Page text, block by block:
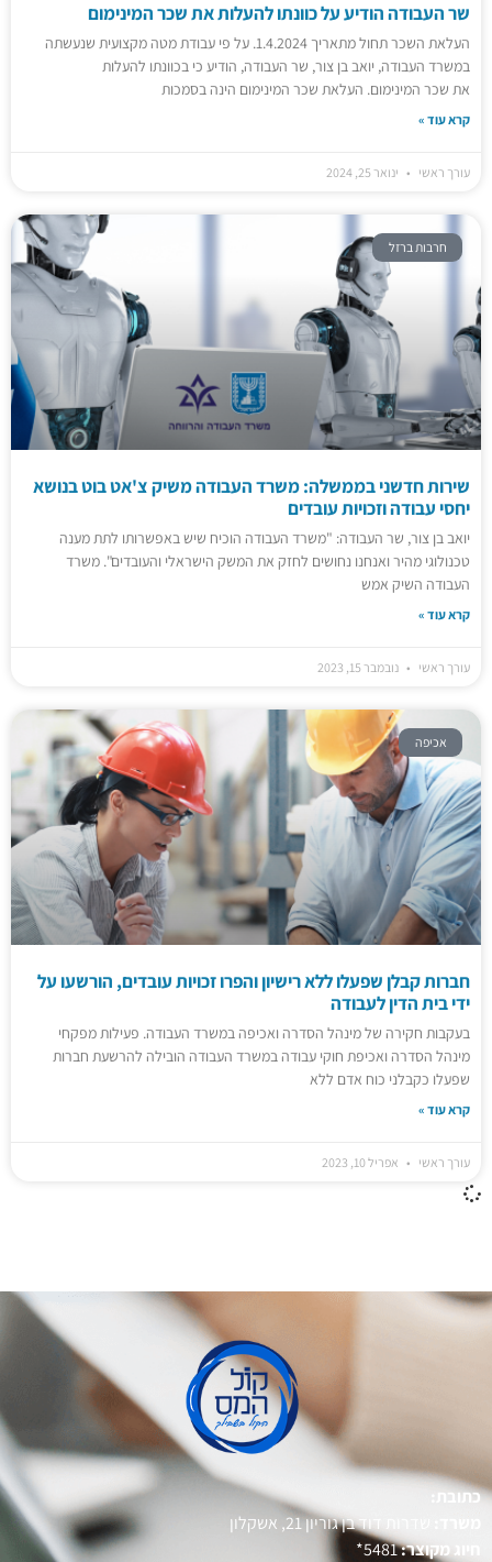
שר העבודה הודיע על כוונתו להעלות את שכר המינימום
העלאת השכר תחול מתאריך 1.4.2024. על פי עבודת מטה מקצועית שנעשתה
במשרד העבודה, יואב בן צור, שר העבודה, הודיע כי בכוונתו להעלות
את שכר המינימום. העלאת שכר המינימום הינה בסמכות
קרא עוד »
עורך ראשי ינואר 25, 2024
חרבות ברזל
שירות חדשני בממשלה: משרד העבודה משיק צ'אט בוט בנושא
יחסי עבודה וזכויות עובדים
יואב בן צור, שר העבודה: "משרד העבודה הוכיח שיש באפשרותו לתת מענה
טכנולוגי מהיר ואנחנו נחושים לחזק את המשק הישראלי והעובדים". משרד
העבודה השיק אמש
קרא עוד »
עורך ראשי נובמבר 15, 2023
אכיפה
חברות קבלן שפעלו ללא רישיון והפרו זכויות עובדים, הורשעו על
ידי בית הדין לעבודה
בעקבות חקירה של מינהל הסדרה ואכיפה במשרד העבודה. פעילות מפקחי
מינהל הסדרה ואכיפת חוקי עבודה במשרד העבודה הובילה להרשעת חברות
שפעלו כקבלני כוח אדם ללא
קרא עוד »
עורך ראשי אפריל 10, 2023
כתובת:
משרד:
שדרות דוד בן גוריון 21, אשקלון
חיוג מקוצר:5481*